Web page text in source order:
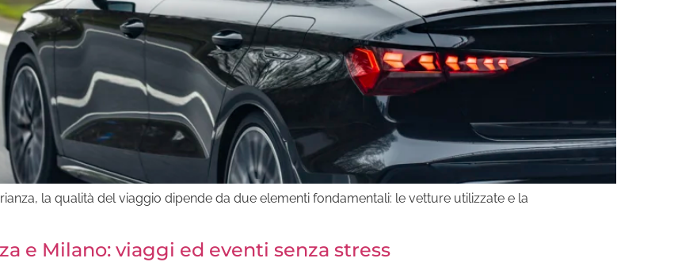
la qualità del viaggio dipende da due elementi fondamentali: le vetture utilizzate e la
e Milano: viaggi ed eventi senza stress